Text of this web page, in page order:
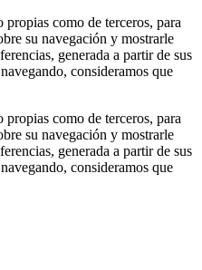
como de terceros, para
su navegación y mostrarle
generada a partir de sus
consideramos que
como de terceros, para
su navegación y mostrarle
generada a partir de sus
consideramos que